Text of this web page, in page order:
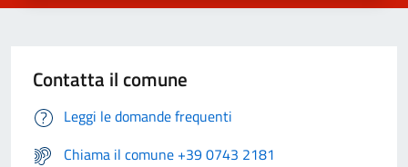
Contatta il comune
Leggi le domande frequenti
Chiama il comune +39 0743 2181